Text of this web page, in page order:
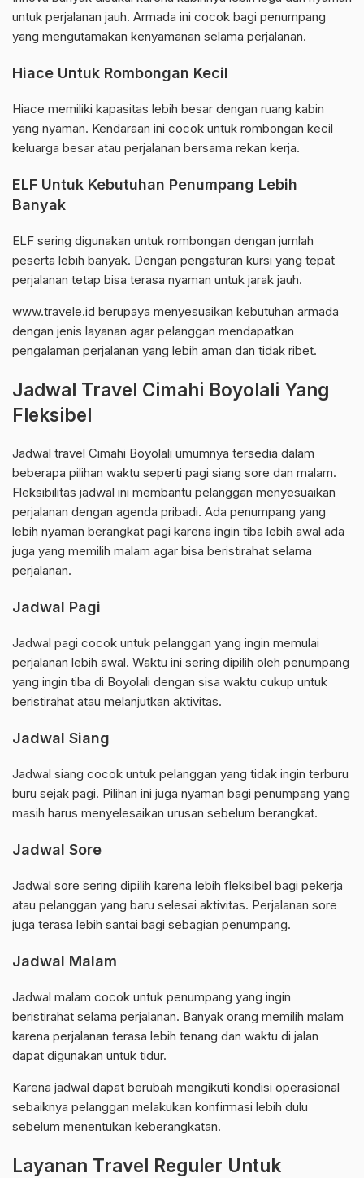
untuk perjalanan jauh. Armada ini cocok bagi penumpang
yang mengutamakan kenyamanan selama perjalanan.
Hiace Untuk Rombongan Kecil
Hiace memiliki kapasitas lebih besar dengan ruang kabin
yang nyaman. Kendaraan ini cocok untuk rombongan kecil
keluarga besar atau perjalanan bersama rekan kerja.
ELF Untuk Kebutuhan Penumpang Lebih
Banyak
ELF sering digunakan untuk rombongan dengan jumlah
peserta lebih banyak. Dengan pengaturan kursi yang tepat
perjalanan tetap bisa terasa nyaman untuk jarak jauh.
www.travele.id berupaya menyesuaikan kebutuhan armada
dengan jenis layanan agar pelanggan mendapatkan
pengalaman perjalanan yang lebih aman dan tidak ribet.
Jadwal Travel Cimahi Boyolali Yang
Fleksibel
Jadwal travel Cimahi Boyolali umumnya tersedia dalam
beberapa pilihan waktu seperti pagi siang sore dan malam.
Fleksibilitas jadwal ini membantu pelanggan menyesuaikan
perjalanan dengan agenda pribadi. Ada penumpang yang
lebih nyaman berangkat pagi karena ingin tiba lebih awal ada
juga yang memilih malam agar bisa beristirahat selama
perjalanan.
Jadwal Pagi
Jadwal pagi cocok untuk pelanggan yang ingin memulai
perjalanan lebih awal. Waktu ini sering dipilih oleh penumpang
yang ingin tiba di Boyolali dengan sisa waktu cukup untuk
beristirahat atau melanjutkan aktivitas.
Jadwal Siang
Jadwal siang cocok untuk pelanggan yang tidak ingin terburu
buru sejak pagi. Pilihan ini juga nyaman bagi penumpang yang
masih harus menyelesaikan urusan sebelum berangkat.
Jadwal Sore
Jadwal sore sering dipilih karena lebih fleksibel bagi pekerja
atau pelanggan yang baru selesai aktivitas. Perjalanan sore
juga terasa lebih santai bagi sebagian penumpang.
Jadwal Malam
Jadwal malam cocok untuk penumpang yang ingin
beristirahat selama perjalanan. Banyak orang memilih malam
karena perjalanan terasa lebih tenang dan waktu di jalan
dapat digunakan untuk tidur.
Karena jadwal dapat berubah mengikuti kondisi operasional
sebaiknya pelanggan melakukan konfirmasi lebih dulu
sebelum menentukan keberangkatan.
Layanan Travel Reguler Untuk